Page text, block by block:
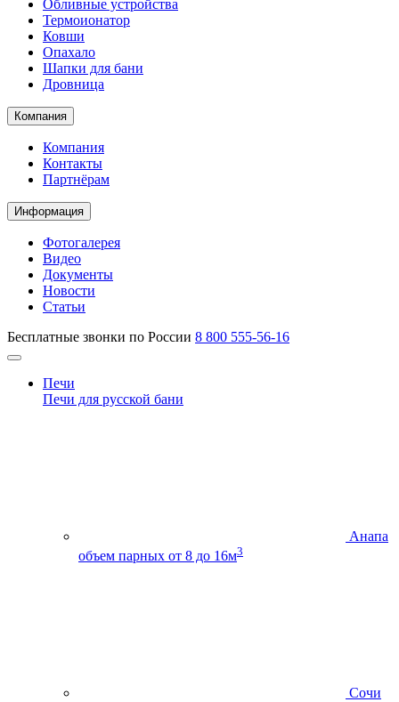
Обливные устройства
Термоионатор
Ковши
Опахало
Шапки для бани
Дровница
Компания
Компания
Контакты
Партнёрам
Информация
Фотогалерея
Видео
Документы
Новости
Статьи
Бесплатные звонки по России 8 800 555-56-16
Печи
Печи для русской бани
Анапа
объем парных от 8 до 16м3
Сочи